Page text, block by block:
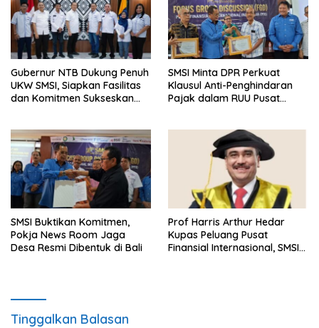
Gubernur NTB Dukung Penuh
UKW SMSI, Siapkan Fasilitas
dan Komitmen Sukseskan
SMSI Minta DPR Perkuat
Klausul Anti-Penghindaran
Pajak dalam RUU Pusat
SMSI Buktikan Komitmen,
Pokja News Room Jaga
Desa Resmi Dibentuk di Bali
Prof Harris Arthur Hedar
Kupas Peluang Pusat
Finansial Internasional, SMSI
Tinggalkan Balasan